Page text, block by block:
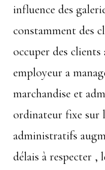
influence des
constamment des
occuper des clients
employeur a
marchandise et
ordinateur fixe sur
administratifs
délais à respecter ,